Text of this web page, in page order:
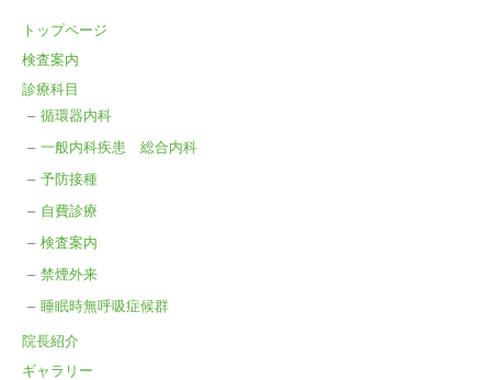
トップページ
検査案内
診療科目
循環器内科
一般内科疾患 総合内科
予防接種
自費診療
検査案内
禁煙外来
睡眠時無呼吸症候群
院長紹介
ギャラリー